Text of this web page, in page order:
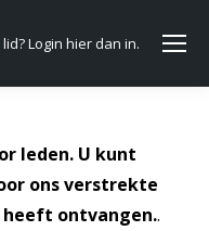
Login hier dan in.
leden. U kunt
ons verstrekte
heeft ontvangen..